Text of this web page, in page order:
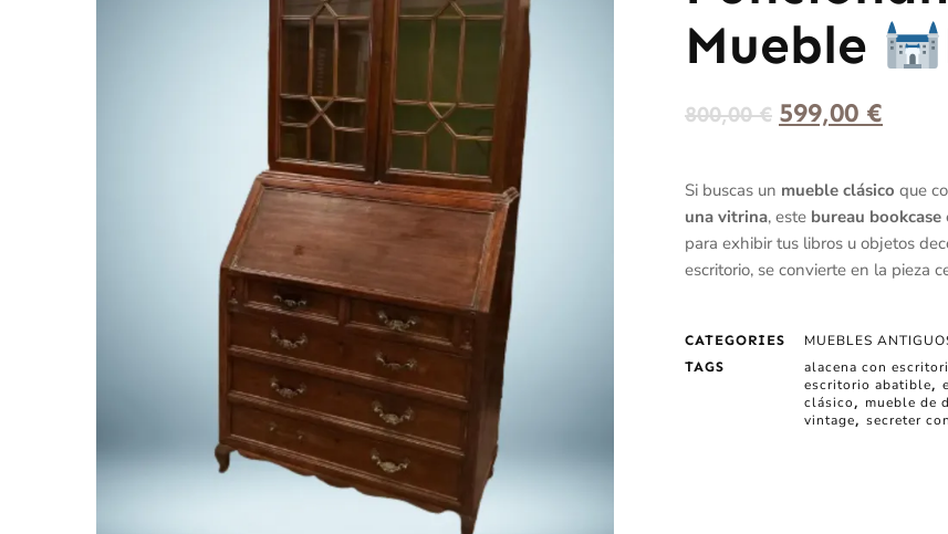
Mueble
800,00€ 599,00 €
Si buscas un mueble clásico que
una vitrina, este bureau bookcase
para exhibir tus libros u objetos
escritorio, se convierte en la pieza
CATEGORIES MUEBLES
TAGS alacena con
escritorio abatible,
clásico , mueble de
vintage, secreter